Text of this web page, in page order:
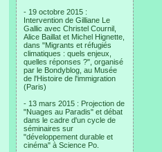
- 19 octobre 2015 :
Intervention de Gilliane Le
Gallic avec Christel Cournil,
Alice Baillat et Michel Hignette,
dans "Migrants et réfugiés
climatiques : quels enjeux,
quelles réponses ?", organisé
par le Bondyblog, au Musée
de l'Histoire de l'immigration
(Paris)
- 13 mars 2015 : Projection de
"Nuages au Paradis" et débat
dans le cadre d'un cycle de
séminaires sur
"développement durable et
cinéma" à Science Po.